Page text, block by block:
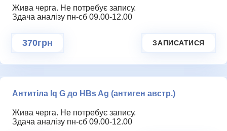
Жива черга. Не потребує запису.
Здача аналізу пн-сб 09.00-12.00
370грн ЗАПИСАТИСЯ
Антитіла Iq G до HBs Ag (антиген австр.)
Жива черга. Не потребує запису.
Здача аналізу пн-сб 09.00-12.00